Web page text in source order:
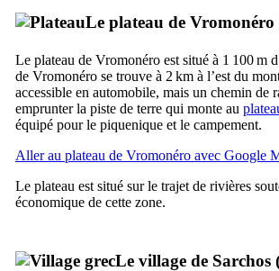
Le plateau de Vromonéro
Le plateau de Vromonéro est situé à 1 100 m
de Vromonéro se trouve à 2 km à l’est du
accessible en automobile, mais un chemin de
emprunter la piste de terre qui monte au
équipé pour le piquenique et le campement.
Aller au plateau de Vromonéro avec Google
Le plateau est situé sur le trajet de rivières
économique de cette zone.
Le village de Sarchos